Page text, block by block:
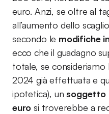
euro. Anzi, se oltre al
all’aumento dello
secondo le modifiche
ecco che il guadagno
totale, se consideriamo
2024 già effettuata e
ipotetica), unsoggetto
euro si troverebbe a